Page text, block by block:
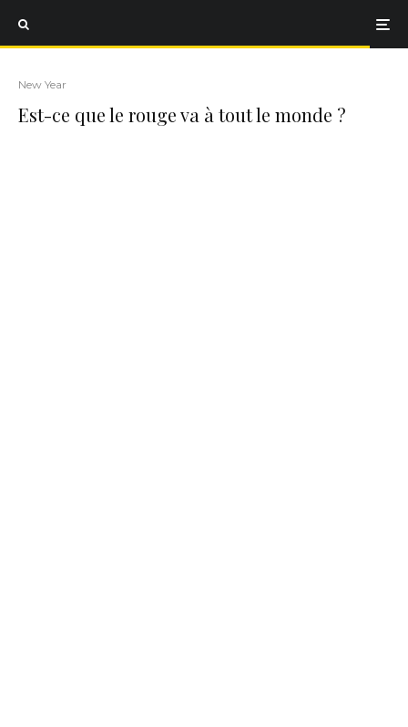
New Year
Est-ce que le rouge va à tout le monde ?